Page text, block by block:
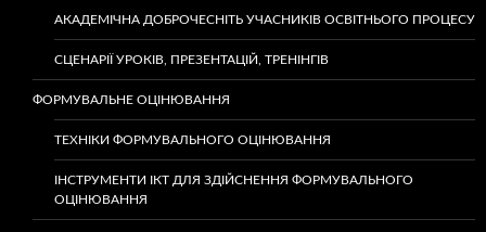
АКАДЕМІЧНА ДОБРОЧЕСНІТЬ УЧАСНИКІВ ОСВІТНЬОГО ПРОЦЕСУ
СЦЕНАРІЇ УРОКІВ, ПРЕЗЕНТАЦІЙ, ТРЕНІНГІВ
ФОРМУВАЛЬНЕ ОЦІНЮВАННЯ
ТЕХНІКИ ФОРМУВАЛЬНОГО ОЦІНЮВАННЯ
ІНСТРУМЕНТИ ІКТ ДЛЯ ЗДІЙСНЕННЯ ФОРМУВАЛЬНОГО
ОЦІНЮВАННЯ